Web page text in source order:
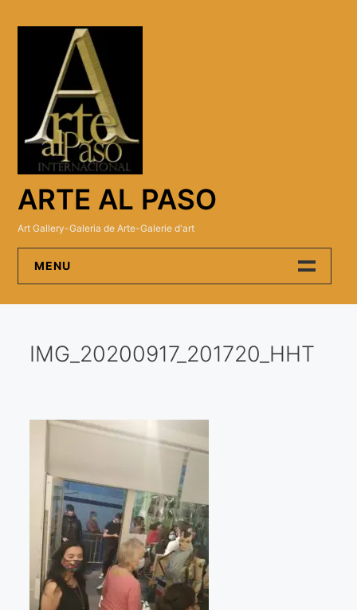
ARTE AL PASO
Art Gallery-Galeria de Arte-Galerie d'art
MENU
Artistas
Visitas a los ateliers o talleres de artistas
Presse
Qué dicen de nosotros?
Aviso legal
Política de cookies
Expositions
IMG_20200917_201720_HHT